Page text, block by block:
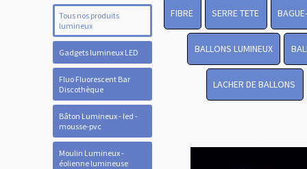
Tous nos produits
lumineux
Gadgets lumineux LED
Fluo Fluorescent Bar
Discothèque
Bâton Lumineux - led -
mousse-pvc
Moulin Lumineux -
éolienne lumineuse
FIBRE SERRE TETE
BALLONS LUMINEUX
LACHER DE BALLONS